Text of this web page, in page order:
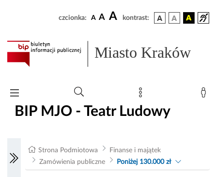
czcionka: A A A kontrast:
Miasto Kraków
BIP MJO - Teatr Ludowy
Strona Podmiotowa
Finanse i majątek
Zamówienia publiczne
Poniżej 130.000 zł